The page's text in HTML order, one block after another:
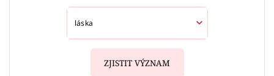
ZJISTIT VÝZNAM